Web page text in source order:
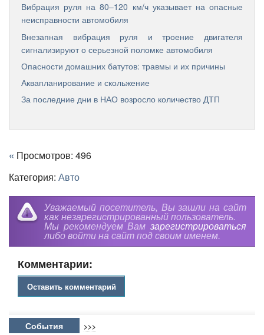
Вибрация руля на 80–120 км/ч указывает на опасные
неисправности автомобиля
Внезапная вибрация руля и троение двигателя
сигнализируют о серьезной поломке автомобиля
Опасности домашних батутов: травмы и их причины
Аквапланирование и скольжение
За последние дни в НАО возросло количество ДТП
« Просмотров: 496
Категория: Авто
Уважаемый посетитель, Вы зашли на сайт
как незарегистрированный пользователь.
Мы рекомендуем Вам зарегистрироваться
либо войти на сайт под своим именем.
Комментарии:
Оставить комментарий
События >>>